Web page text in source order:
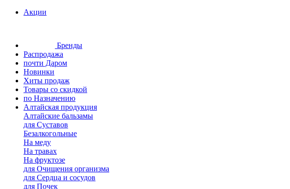
Акции
Бренды
Распродажа
почти Даром
Новинки
Хиты продаж
Товары со скидкой
по Назначению
Алтайская продукция
Алтайские бальзамы
для Суставов
Безалкогольные
На меду
На травах
На фруктозе
для Очищения организма
для Сердца и сосудов
для Почек